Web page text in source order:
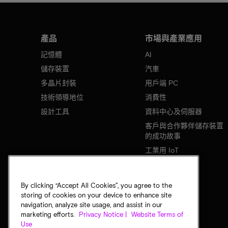
產品
記憶體
儲存裝置
多晶片封裝
技術領導地位
設計工具
市場與產業應用
AI
汽車
用戶端 PC
消費性
資料中心及伺服器
客戶與合作夥伴儲存裝置
的成功故事
工業用 IoT
By clicking “Accept All Cookies”, you agree to the
storing of cookies on your device to enhance site
navigation, analyze site usage, and assist in our
marketing efforts.
Privacy Notice |
Website Terms of
Use